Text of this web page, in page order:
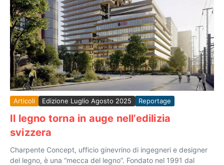
Articoli Edizione Luglio Agosto 2025 Reportage
Il legno torna in auge nell’edilizia
svizzera
Charpente Concept, ufficio ginevrino di ingegneri e designer
del legno, è una “mecca del legno”. Fondato nel 1991 dal